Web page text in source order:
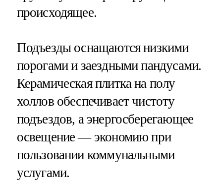
происходящее.
Подъезды оснащаются низкими
порогами и заездными пандусами.
Керамическая плитка на полу
холлов обеспечивает чистоту
подъездов, а энергосберегающее
освещение — экономию при
пользовании коммунальными
услугами.